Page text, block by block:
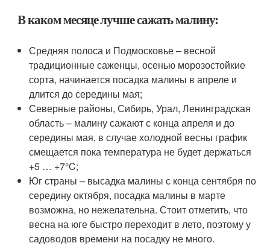
В каком месяце лучше сажать малину:
Средняя полоса и Подмосковье – весной
традиционные саженцы, осенью морозостойкие
сорта, начинается посадка малины в апреле и
длится до середины мая;
Северные районы, Сибирь, Урал, Ленинградская
область – малину сажают с конца апреля и до
середины мая, в случае холодной весны график
смещается пока температура не будет держаться
+5 … +7°C;
Юг страны – высадка малины с конца сентября по
середину октября, посадка малины в марте
возможна, но нежелательна. Стоит отметить, что
весна на юге быстро переходит в лето, поэтому у
садоводов времени на посадку не много.